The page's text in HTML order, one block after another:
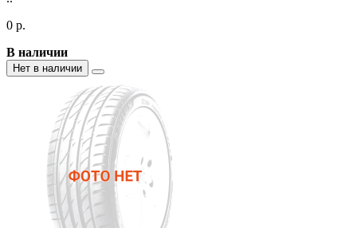
0 р.
В наличии
Нет в наличии